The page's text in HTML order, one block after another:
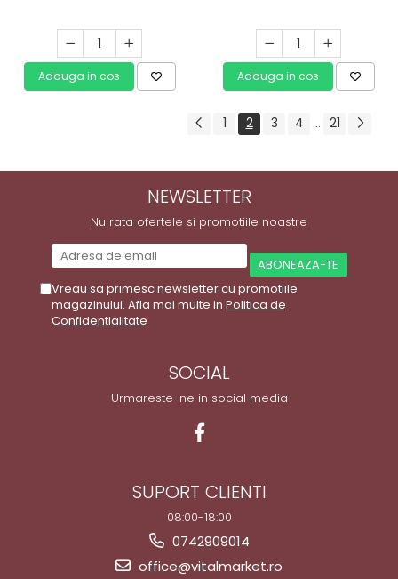
Adauga in cos Adauga in cos
1 2 3 4 ... 21
NEWSLETTER
Nu rata ofertele si promotiile noastre
Vreau sa primesc newsletter cu promotiile
magazinului. Afla mai multe in Politica de
Confidentialitate
SOCIAL
Urmareste-ne in social media
SUPORT CLIENTI
08:00-18:00
0742909014
office@vitalmarket.ro